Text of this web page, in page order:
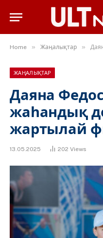
Home » Жаңалықтар » Даяна
ЖАҢАЛЫҚТАР
Даяна
жаһандық
жартылай
13.05.2025 202 Views